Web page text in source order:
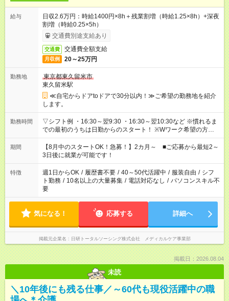
給与
日収2.6万円：時給1400円×8h＋残業割増（時給1.25×8h）+深夜
割増（時給0.25×5h）
交通費別途支給あり
交通費 交通費全額支給
月収例 20～25万円
勤務地
東京都東久留米市
東久留米駅
≪自宅からドアtoドアで30分以内！≫ご希望の勤務地を紹介
します。
勤務時間
▽シフト例 ・16:30～翌9:30 ・16:30～翌10:30など ※慣れるま
での最初のうちは日勤からのスタート！ ※Wワーク希望の方へ
今ご覧のお仕事で希望する勤務時間と、もう1つのお仕事の勤務
時間。 合計で週40時間を超える場合は応募できません。
期間
【8月中のスタートOK！急募！】2カ月～ ■ご応募から最短2～
3日後に就業が可能です！
特徴 週1日からOK / 履歴書不要 / 40～50代活躍中 / 服装自由 / シフ
ト勤務 / 10名以上の大量募集 / 電話対応なし / パソコンスキル不
要
気になる！ 応募する 詳細へ
掲載元企業名 日研トータルソーシング株式会社 メディカルケア事業部
掲載日：2026.08.04
未読
＼10年後にも残る仕事／～60代も現役活躍中の職